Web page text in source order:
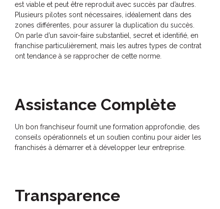
est viable et peut être reproduit avec succès par d’autres.
Plusieurs pilotes sont nécessaires, idéalement dans des
zones différentes, pour assurer la duplication du succès.
On parle d’un savoir-faire substantiel, secret et identifié, en
franchise particulièrement, mais les autres types de contrat
ont tendance à se rapprocher de cette norme.
Assistance Complète
Un bon franchiseur fournit une formation approfondie, des
conseils opérationnels et un soutien continu pour aider les
franchisés à démarrer et à développer leur entreprise.
Transparence